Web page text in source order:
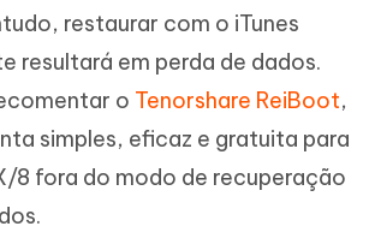
restaurar com o iTunes
resultará em perda de dados.
o Tenorshare ReiBoot,
simples, eficaz e gratuita para
8 fora do modo de recuperação